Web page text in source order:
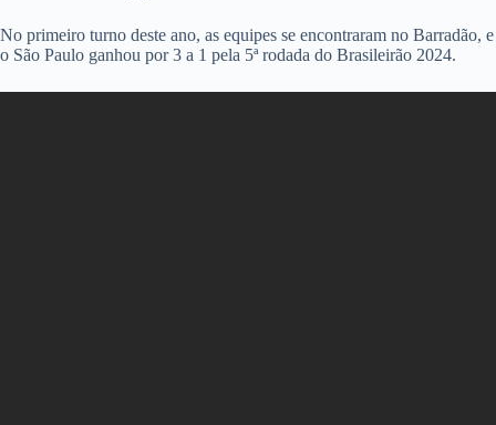
No primeiro turno deste ano, as equipes se encontraram no Barradão, e
o São Paulo ganhou por 3 a 1 pela 5ª rodada do Brasileirão 2024.